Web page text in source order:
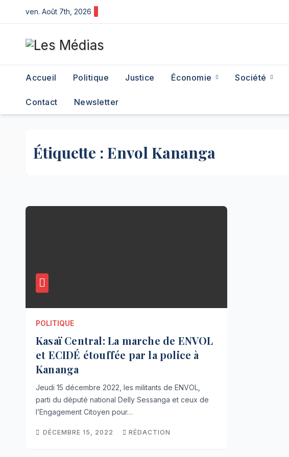
to
content
ven. Août 7th, 2026
Accueil Politique Justice Économie Société
Contact Newsletter
Étiquette : Envol Kananga
POLITIQUE
Kasaï Central: La marche de ENVOL
et ECIDÉ étouffée par la police à
Kananga
Jeudi 15 décembre 2022, les militants de ENVOL,
parti du député national Delly Sessanga et ceux de
l’Engagement Citoyen pour…
DÉCEMBRE 15, 2022 RÉDACTION